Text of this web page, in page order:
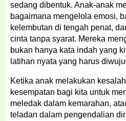
sedang dibentuk. Anak-anak
bagaimana mengelola emosi,
kelembutan di tengah penat,
cinta tanpa syarat. Mereka
bukan hanya kata indah yang
latihan nyata yang harus
Ketika anak melakukan
kesempatan bagi kita untuk
meledak dalam kemarahan,
teladan dalam pengendalian